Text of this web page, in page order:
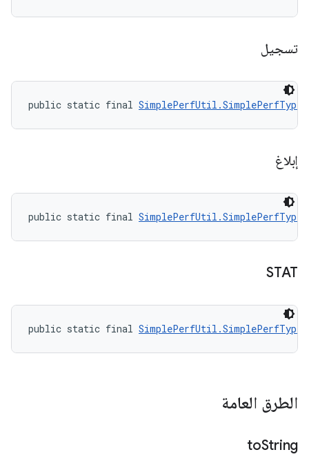
تسجيل
public static final SimplePerfUtil.SimplePerfType
إبلاغ
public static final SimplePerfUtil.SimplePerfType
STAT
public static final SimplePerfUtil.SimplePerfType
الطرق العامة
toString